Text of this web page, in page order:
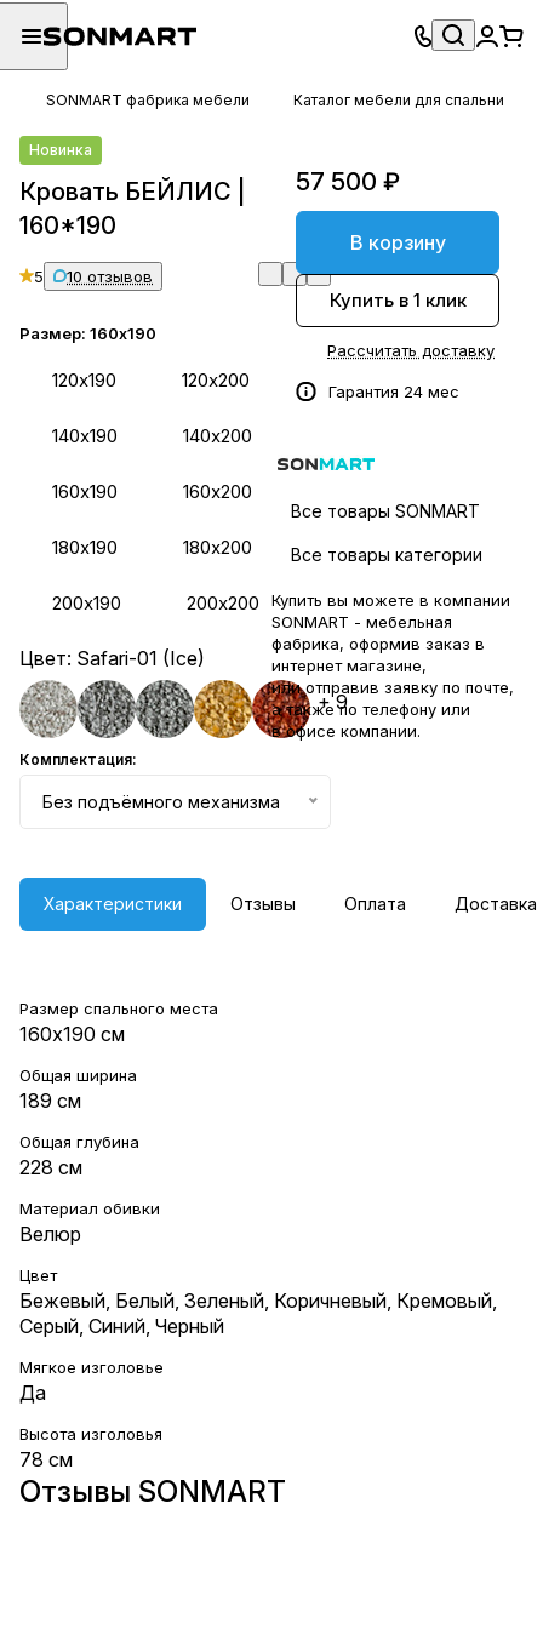
SONMART фабрика мебели Каталог мебели для спальни
Новинка
Кровать БЕЙЛИС |
160*190
5 10 отзывов
Размер: 160х190
120х190 120х200
140х190 140х200
160х190 160х200
180х190 180х200
200х190 200х200
Цвет: Safari-01 (Ice)
+ 9
Комплектация:
Без подъёмного механизма
57 500 ₽
В корзину
Купить в 1 клик
Рассчитать доставку
Гарантия 24 мес
Все товары SONMART
Все товары категории
Купить вы можете в компании
SONMART - мебельная
фабрика, оформив заказ в
интернет магазине,
или отправив заявку по почте,
а также по телефону или
вофисе компании.
Характеристики Отзывы Оплата Доставка
Размер спального места
160х190 см
Общая ширина
189 см
Общая глубина
228 см
Материал обивки
Велюр
Цвет
Бежевый Белый Зеленый Коричневый Кремовый
Серый Синий Черный
Мягкое изголовье
Да
Высота изголовья
78 см
Отзывы SONMART